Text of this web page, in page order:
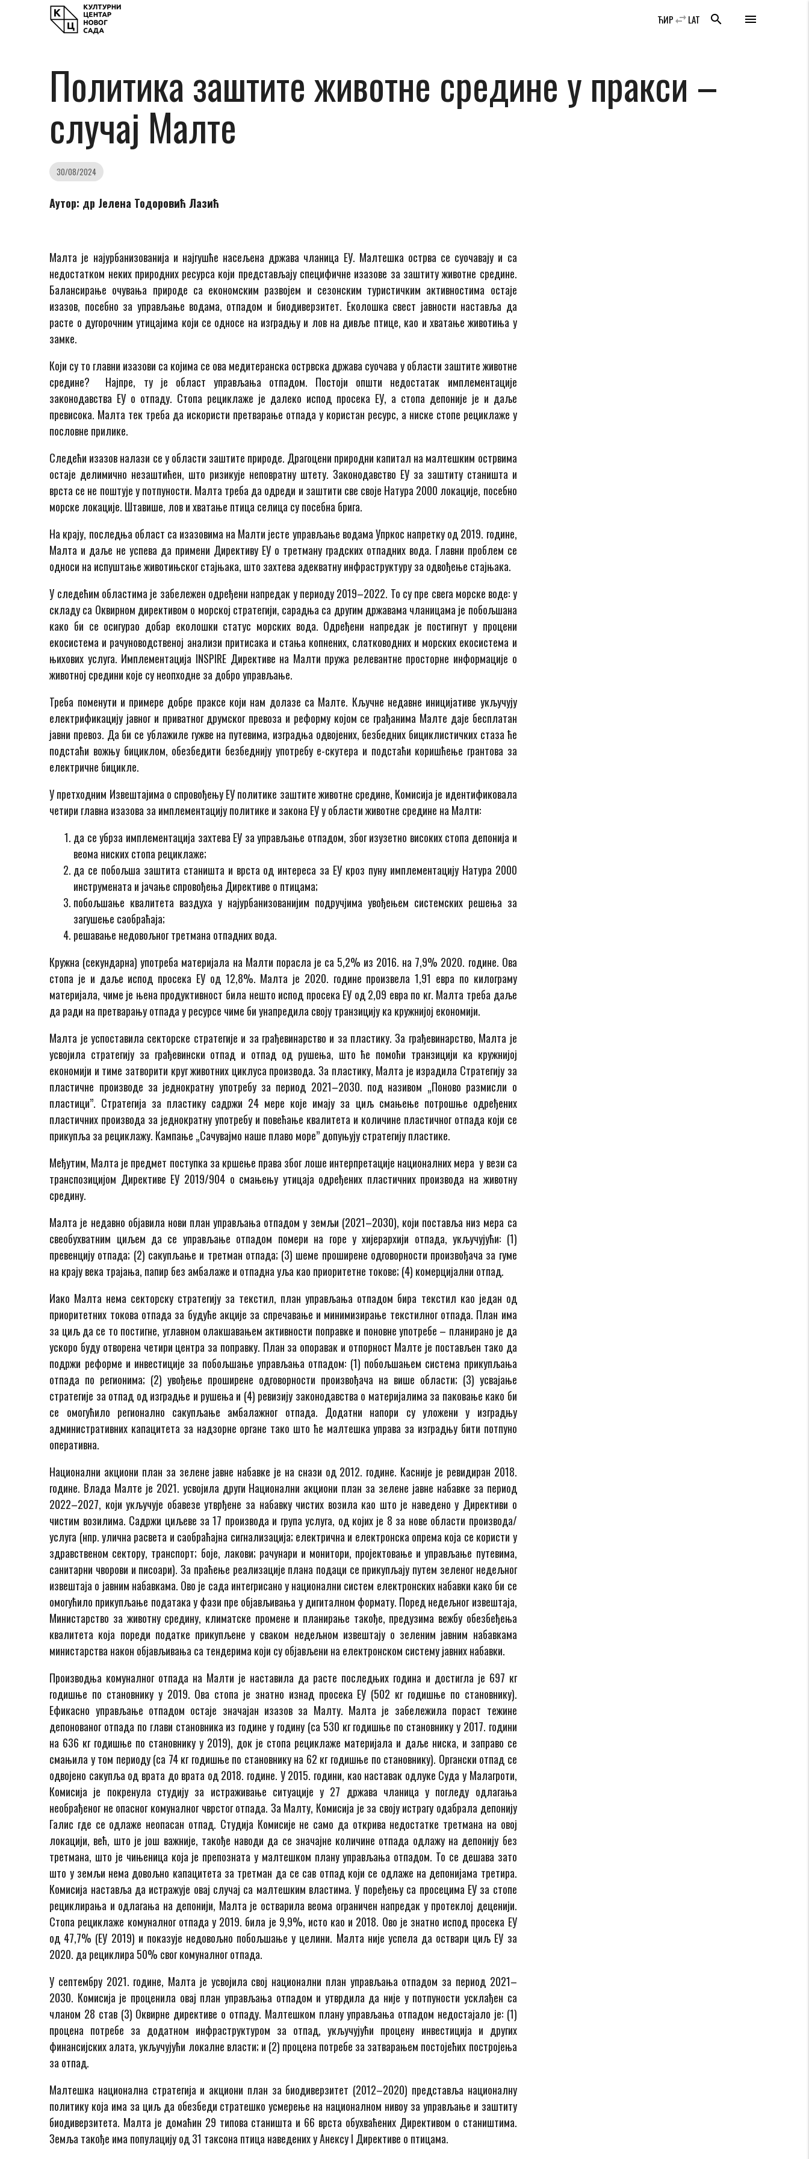
menu
search
LAT
swap_horiz
ЋИР
Политика заштите животне средине у пракси –
случај Mалте
30/08/2024
Аутор: др Јелена Тодоровић Лазић
Малта је најурбанизованија и најгушће насељена држава чланица ЕУ. Малтешка острва се суочавају и са
недостатком неких природних ресурса који представљају специфичне изазове за заштиту животне средине.
Балансирање очувања природе са економским развојем и сезонским туристичким активностима остаје
изазов, посебно за управљање водама, отпадом и биодиверзитет. Еколошка свест јавности наставља да
расте о дугорочним утицајима који се односе на изградњу и лов на дивље птице, као и хватање животиња у
замке.
Који су то главни изазови са којима се ова медитеранска острвска држава суочава у области заштите животне
средине? Најпре, ту је област управљања отпадом. Постоји општи недостатак имплементације
законодавства ЕУ о отпаду. Стопа рециклаже је далеко испод просека ЕУ, а стопа депоније је и даље
превисока. Малта тек треба да искористи претварање отпада у користан ресурс, а ниске стопе рециклаже у
пословне прилике.
Следећи изазов налази се у области заштите природе. Драгоцени природни капитал на малтешким острвима
остаје делимично незаштићен, што ризикује неповратну штету. Законодавство ЕУ за заштиту станишта и
врста се не поштује у потпуности. Малта треба да одреди и заштити све своје Натура 2000 локације, посебно
морске локације. Штавише, лов и хватање птица селица су посебна брига.
На крају, последња област са изазовима на Малти јесте управљање водама Упркос напретку од 2019. године,
Малта и даље не успева да примени Директиву ЕУ о третману градских отпадних вода. Главни проблем се
односи на испуштање животињског стајњака, што захтева адекватну инфраструктуру за одвођење стајњака.
У следећим областима је забележен одређени напредак у периоду 2019–2022. То су пре свега морске воде: у
складу са Оквирном директивом о морској стратегији, сарадња са другим државама чланицама је побољшана
како би се осигурао добар еколошки статус морских вода. Одређени напредак је постигнут у процени
екосистема и рачуноводственој анализи притисака и стања копнених, слатководних и морских екосистема и
њихових услуга. Имплементација INSPIRE Директиве на Малти пружа релевантне просторне информације о
животној средини које су неопходне за добро управљање.
Треба поменути и примере добре праксе који нам долазе са Малте. Кључне недавне иницијативе укључују
електрификацију јавног и приватног друмског превоза и реформу којом се грађанима Малте даје бесплатан
јавни превоз. Да би се ублажиле гужве на путевима, изградња одвојених, безбедних бициклистичких стаза ће
подстаћи вожњу бициклом, обезбедити безбеднију употребу е-скутера и подстаћи коришћење грантова за
електричне бицикле.
У претходним Извештајима о спровођењу ЕУ политике заштите животне средине, Комисија је идентификовала
четири главна изазова за имплементацију политике и закона ЕУ у области животне средине на Малти:
да се убрза имплементација захтева ЕУ за управљање отпадом, због изузетно високих стопа депонија и
веома ниских стопа рециклаже;
да се побољша заштита станишта и врста од интереса за ЕУ ​​кроз пуну имплементацију Натура 2000
инструмената и јачање спровођења Директиве о птицама;
побољшање квалитета ваздуха у најурбанизованијим подручјима увођењем системских решења за
загушење саобраћаја;
решавање недовољног третмана отпадних вода.
Кружна (секундарна) употреба материјала на Малти порасла је са 5,2% из 2016. на 7,9% 2020. године. Ова
стопа је и даље испод просека ЕУ од 12,8%. Малта је 2020. године произвела 1,91 евра по килограму
материјала, чиме је њена продуктивност била нешто испод просека ЕУ од 2,09 евра по кг. Малта треба даље
да ради на претварању отпада у ресурсе чиме би унапредила своју транзицију ка кружнијој економији.
Малта је успоставила секторске стратегије и за грађевинарство и за пластику. За грађевинарство, Малта је
усвојила стратегију за грађевински отпад и отпад од рушења, што ће помоћи транзицији ка кружнијој
економији и тиме затворити круг животних циклуса производа. За пластику, Малта је израдила Стратегију за
пластичне производе за једнократну употребу за период 2021–2030. под називом „Поново размисли о
пластици”. Стратегија за пластику садржи 24 мере које имају за циљ смањење потрошње одређених
пластичних производа за једнократну употребу и повећање квалитета и количине пластичног отпада који се
прикупља за рециклажу. Кампање „Сачувајмо наше плаво море” допуњују стратегију пластике.
Међутим, Малта је предмет поступка за кршење права због лоше интерпретације националних мера у вези са
транспозицијом Директиве ЕУ 2019/904 о смањењу утицаја одређених пластичних производа на животну
средину.
Малта је недавно објавила нови план управљања отпадом у земљи (2021–2030), који поставља низ мера са
свеобухватним циљем да се управљање отпадом помери на горе у хијерархији отпада, укључујући: (1)
превенцију отпада; (2) сакупљање и третман отпада; (3) шеме проширене одговорности произвођача за гуме
на крају века трајања, папир без амбалаже и отпадна уља као приоритетне токове; (4) комерцијални отпад.
Иако Малта нема секторску стратегију за текстил, план управљања отпадом бира текстил као један од
приоритетних токова отпада за будуће акције за спречавање и минимизирање текстилног отпада. План има
за циљ да се то постигне, углавном олакшавањем активности поправке и поновне употребе – планирано је да
ускоро буду отворена четири центра за поправку. План за опоравак и отпорност Малте је постављен тако да
подржи реформе и инвестиције за побољшање управљања отпадом: (1) побољшањем система прикупљања
отпада по регионима; (2) увођење проширене одговорности произвођача на више области; (3) усвајање
стратегије за отпад од изградње и рушења и (4) ревизију законодавства о материјалима за паковање како би
се омогућило регионално сакупљање амбалажног отпада. Додатни напори су уложени у изградњу
административних капацитета за надзорне органе тако што ће малтешка управа за изградњу бити потпуно
оперативна.
Национални акциони план за зелене јавне набавке је на снази од 2012. године. Касније је ревидиран 2018.
године. Влада Малте је 2021. усвојила други Национални акциони план за зелене јавне набавке за период
2022–2027, који укључује обавезе утврђене за набавку чистих возила као што је наведено у Директиви о
чистим возилима. Садржи циљеве за 17 производа и група услуга, од којих је 8 за нове области производа/
услуга (нпр. улична расвета и саобраћајна сигнализација; електрична и електронска опрема која се користи у
здравственом сектору, транспорт; боје, лакови; рачунари и монитори, пројектовање и управљање путевима,
санитарни чворови и писоари). За праћење реализације плана подаци се прикупљају путем зеленог недељног
извештаја о јавним набавкама. Ово је сада интегрисано у национални систем електронских набавки како би се
омогућило прикупљање података у фази пре објављивања у дигиталном формату. Поред недељног извештаја,
Министарство за животну средину, климатске промене и планирање такође, предузима вежбу обезбеђења
квалитета која пореди податке прикупљене у сваком недељном извештају о зеленим јавним набавкама
министарства након објављивања са тендерима који су објављени на електронском систему јавних набавки.
Производња комуналног отпада на Малти је наставила да расте последњих година и достигла је 697 кг
годишње по становнику у 2019. Ова стопа је знатно изнад просека ЕУ (502 кг годишње по становнику).
Ефикасно управљање отпадом остаје значајан изазов за Малту. Малта је забележила пораст тежине
депонованог отпада по глави становника из године у годину (са 530 кг годишње по становнику у 2017. години
на 636 кг годишње по становнику у 2019), док је стопа рециклаже материјала и даље ниска, и заправо се
смањила у том периоду (са 74 кг годишње по становнику на 62 кг годишње по становнику). Органски отпад се
одвојено сакупља од врата до врата од 2018. године. У 2015. години, као наставак одлуке Суда у Малагроти,
Комисија је покренула студију за истраживање ситуације у 27 држава чланица у погледу одлагања
необрађеног не опасног комуналног чврстог отпада. За Малту, Комисија је за своју истрагу одабрала депонију
Галис где се одлаже неопасан отпад. Студија Комисије не само да открива недостатке третмана на овој
локацији, већ, што је још важније, такође наводи да се значајне количине отпада одлажу на депонију без
третмана, што је чињеница која је препозната у малтешком плану управљања отпадом. То се дешава зато
што у земљи нема довољно капацитета за третман да се сав отпад који се одлаже на депонијама третира.
Комисија наставља да истражује овај случај са малтешким властима. У поређењу са просецима ЕУ за стопе
рециклирања и одлагања на депонији, Малта је остварила веома ограничен напредак у протеклој деценији.
Стопа рециклаже комуналног отпада у 2019. била је 9,9%, исто као и 2018. Ово је знатно испод просека ЕУ
од 47,7% (ЕУ 2019) и показује недовољно побољшање у целини. Малта није успела да оствари циљ ЕУ за
2020. да рециклира 50% свог комуналног отпада.
У септембру 2021. године, Малта је усвојила свој национални план управљања отпадом за период 2021–
2030. Комисија је проценила овај план управљања отпадом и утврдила да није у потпуности усклађен са
чланом 28 став (3) Оквирне директиве о отпаду. Малтешком плану управљања отпадом недостајало је: (1)
процена потребе за додатном инфраструктуром за отпад, укључујући процену инвестиција и других
финансијских алата, укључујући локалне власти; и (2) процена потребе за затварањем постојећих постројења
за отпад.
Малтешка национална стратегија и акциони план за биодиверзитет (2012–2020) представља националну
политику која има за циљ да обезбеди стратешко усмерење на националном нивоу за управљање и заштиту
биодиверзитета. Малта је домаћин 29 типова станишта и 66 врста обухваћених Директивом о стаништима.
Земља такође има популацију од 31 таксона птица наведених у Анексу I Директиве о птицама.